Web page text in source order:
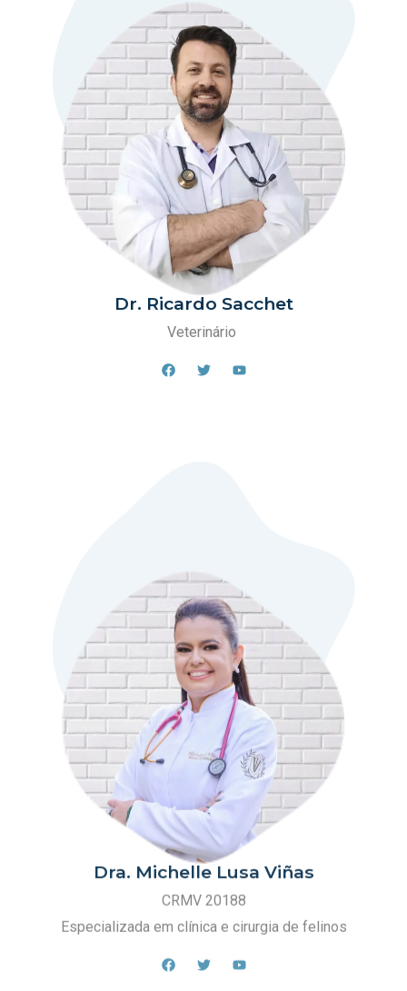
Dr. Ricardo Sacchet
Veterinário
Dra. Michelle Lusa Viñas
CRMV 20188
Especializada em clínica e cirurgia de felinos